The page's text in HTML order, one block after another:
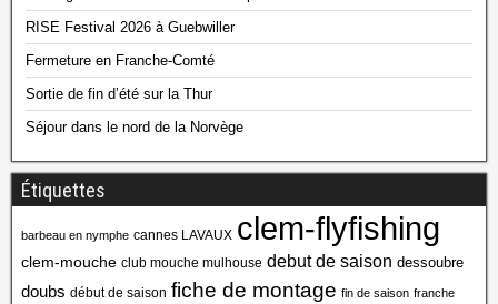
RISE Festival 2026 à Guebwiller
Fermeture en Franche-Comté
Sortie de fin d’été sur la Thur
Séjour dans le nord de la Norvège
Étiquettes
barbeau en nymphe cannes LAVAUX clem-flyfishing
clem-mouche club mouche mulhouse debut de saison dessoubre
doubs début de saison fiche de montage fin de saison franche